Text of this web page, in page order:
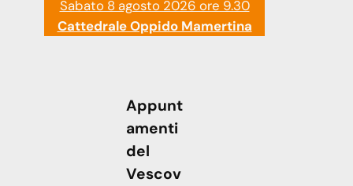
Sabato 8 agosto 2026 ore 9.30
Cattedrale Oppido Mamertina
Appunt
amenti
del
Vescov